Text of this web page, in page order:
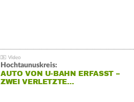
Hochtaunuskreis:
AUTO VON U-BAHN ERFASST –
ZWEI VERLETZTE…